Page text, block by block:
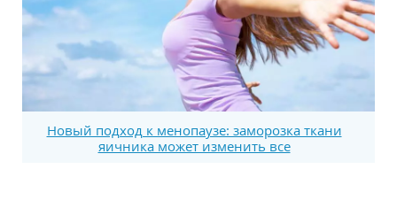
Новый подход к менопаузе: заморозка ткани
яичника может изменить все